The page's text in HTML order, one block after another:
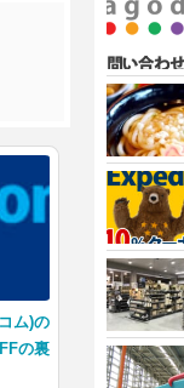
ム)の
の裏